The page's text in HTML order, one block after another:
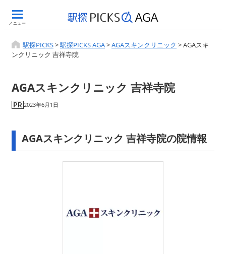
メニュー
駅探PICKS>駅探PICKS AGA>AGAスキンクリニック >AGAスキ
ンクリニック 吉祥寺院
AGAスキンクリニック 吉祥寺院
2023年6月1日
AGAスキンクリニック 吉祥寺院の院情報